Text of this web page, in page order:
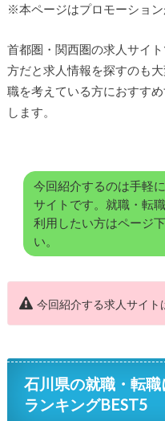
※本ページはプロモーショ
首都圏・関西圏の求人サイ
方だと求人情報を探すのも
職を考えている方におすす
します。
今回紹介するのは手軽
サイトです。就職・転
利用したい方はページ
い。
今回紹介する求人サイト
石川県の就職・転
ランキングBEST5